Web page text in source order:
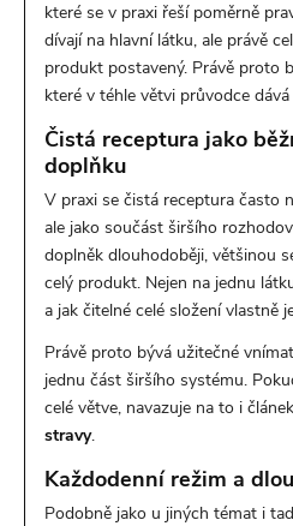
které se v praxi řeší poměrně
dívají na hlavní látku, ale právě
produkt postavený. Právě proto
které v téhle větvi průvodce
Čistá receptura jako
doplňku
V praxi se čistá receptura často
ale jako součást širšího
doplněk dlouhodoběji, většinou
celý produkt. Nejen na jednu
a jak čitelné celé složení vlastně
Právě proto bývá užitečné
jednu část širšího systému.
celé větve, navazuje na to i článek
stravy.
Každodenní režim a
Podobně jako u jiných témat i